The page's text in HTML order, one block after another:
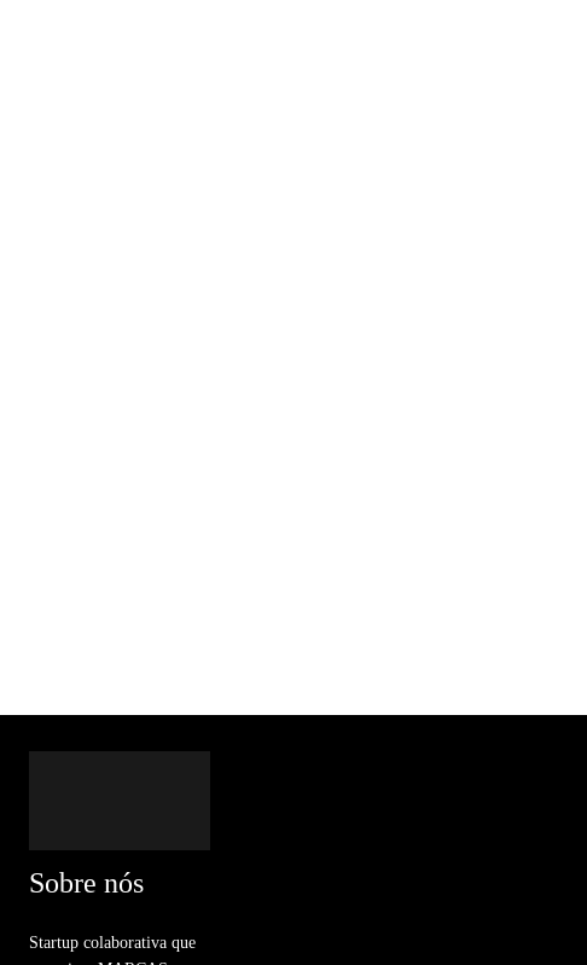
Sobre nós
Startup colaborativa que